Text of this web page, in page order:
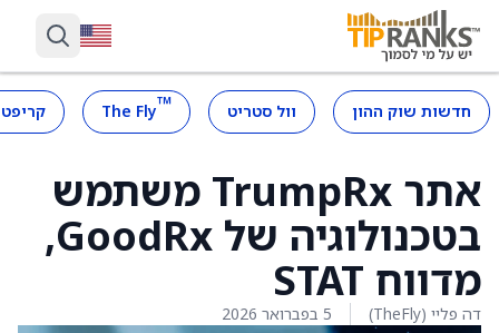
חדשות שוק ההון וול סטריט ™
The Fly
אתר TrumpRx משתמש
בטכנולוגיה של GoodRx,
מדווח STAT
דה פליי (TheFly) 5 בפברואר 2026